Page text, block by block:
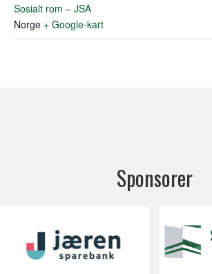
Sosialt rom – JSA
Norge + Google-kart
Sponsorer